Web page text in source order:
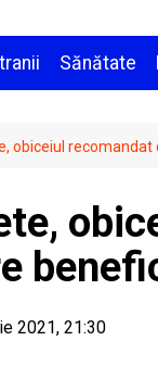
Sănătate
obiceiul
2021, 21:30